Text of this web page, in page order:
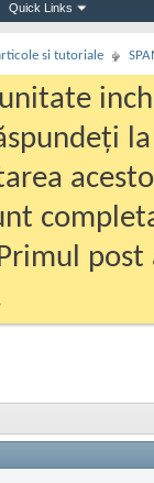
Quick Links
si tutoriale